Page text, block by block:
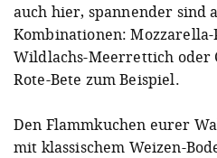
auch hier, spannender sind
Kombinationen:
Wildlachs-Meerrettich oder
Rote-Bete zum Beispiel.
Den Flammkuchen eurer
mit klassischem Weizen-